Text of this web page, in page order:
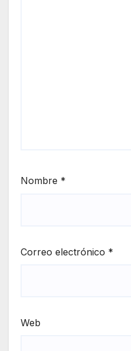
Nombre *
Correo electrónico *
Web